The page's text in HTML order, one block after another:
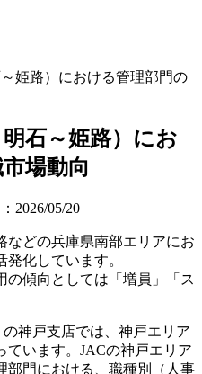
姫路）における管理部門の
石～姫路）にお
場動向
2026/05/20
などの兵庫県南部エリアにお
化しています。
の傾向としては「増員」「ス
の神戸支店では、神戸エリア
ています。JACの神戸エリア
部門における、職種別（人事